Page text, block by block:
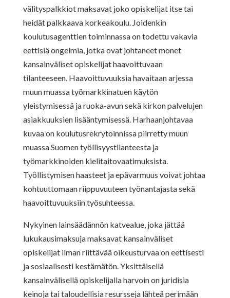
välityspalkkiot maksavat joko opiskelijat itse tai
heidät palkkaava korkeakoulu. Joidenkin
koulutusagenttien toiminnassa on todettu vakavia
eettisiä ongelmia, jotka ovat johtaneet monet
kansainväliset opiskelijat haavoittuvaan
tilanteeseen. Haavoittuvuuksia havaitaan arjessa
muun muassa työmarkkinatuen käytön
yleistymisessä ja ruoka-avun sekä kirkon palvelujen
asiakkuuksien lisääntymisessä. Harhaanjohtavaa
kuvaa on koulutusrekrytoinnissa piirretty muun
muassa Suomen työllisyystilanteesta ja
työmarkkinoiden kielitaitovaatimuksista.
Työllistymisen haasteet ja epävarmuus voivat johtaa
kohtuuttomaan riippuvuuteen työnantajasta sekä
haavoittuvuuksiin työsuhteessa.
Nykyinen lainsäädännön katvealue, joka jättää
lukukausimaksuja maksavat kansainväliset
opiskelijat ilman riittävää oikeusturvaa on eettisesti
ja sosiaalisesti kestämätön. Yksittäisellä
kansainvälisellä opiskelijalla harvoin on juridisia
keinoja tai taloudellisia resursseja lähteä perimään